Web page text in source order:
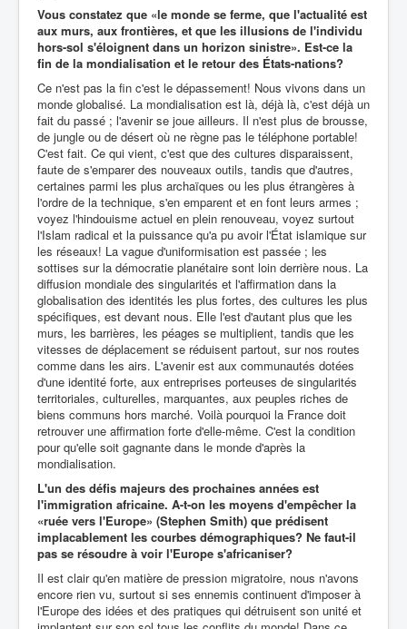
Vous constatez que «le monde se ferme, que l'actualité est
aux murs, aux frontières, et que les illusions de l'individu
hors-sol s'éloignent dans un horizon sinistre». Est-ce la
fin de la mondialisation et le retour des États-nations?
Ce n'est pas la fin c'est le dépassement! Nous vivons dans un
monde globalisé. La mondialisation est là, déjà là, c'est déjà un
fait du passé ; l'avenir se joue ailleurs. Il n'est plus de brousse,
de jungle ou de désert où ne règne pas le téléphone portable!
C'est fait. Ce qui vient, c'est que des cultures disparaissent,
faute de s'emparer des nouveaux outils, tandis que d'autres,
certaines parmi les plus archaïques ou les plus étrangères à
l'ordre de la technique, s'en emparent et en font leurs armes ;
voyez l'hindouisme actuel en plein renouveau, voyez surtout
l'Islam radical et la puissance qu'a pu avoir l'État islamique sur
les réseaux! La vague d'uniformisation est passée ; les
sottises sur la démocratie planétaire sont loin derrière nous. La
diffusion mondiale des singularités et l'affirmation dans la
globalisation des identités les plus fortes, des cultures les plus
spécifiques, est devant nous. Elle l'est d'autant plus que les
murs, les barrières, les péages se multiplient, tandis que les
vitesses de déplacement se réduisent partout, sur nos routes
comme dans les airs. L'avenir est aux communautés dotées
d'une identité forte, aux entreprises porteuses de singularités
territoriales, culturelles, marquantes, aux peuples riches de
biens communs hors marché. Voilà pourquoi la France doit
retrouver une affirmation forte d'elle-même. C'est la condition
pour qu'elle soit gagnante dans le monde d'après la
mondialisation.
L'un des défis majeurs des prochaines années est
l'immigration africaine. A-t-on les moyens d'empêcher la
«ruée vers l'Europe» (Stephen Smith) que prédisent
implacablement les courbes démographiques? Ne faut-il
pas se résoudre à voir l'Europe s'africaniser?
Il est clair qu'en matière de pression migratoire, nous n'avons
encore rien vu, surtout si ses ennemis continuent d'imposer à
l'Europe des idées et des pratiques qui détruisent son unité et